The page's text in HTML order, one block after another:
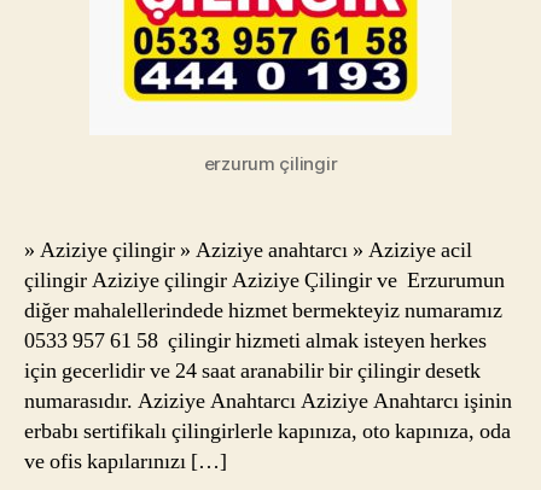
erzurum çilingir
» Aziziye çilingir » Aziziye anahtarcı » Aziziye acil
çilingir Aziziye çilingir Aziziye Çilingir ve Erzurumun
diğer mahalellerindede hizmet bermekteyiz numaramız
0533 957 61 58 çilingir hizmeti almak isteyen herkes
için gecerlidir ve 24 saat aranabilir bir çilingir desetk
numarasıdır. Aziziye Anahtarcı Aziziye Anahtarcı işinin
erbabı sertifikalı çilingirlerle kapınıza, oto kapınıza, oda
ve ofis kapılarınızı […]